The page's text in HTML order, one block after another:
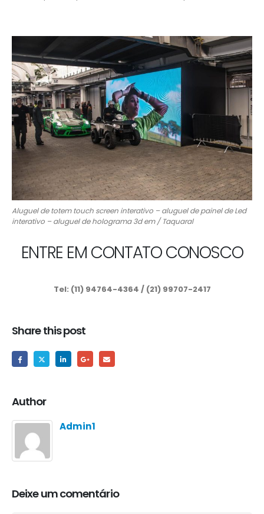
Aluguel de totem touch screen interativo – aluguel de painel de Led
interativo – aluguel de holograma 3d em / Taquaral
ENTRE EM CONTATO CONOSCO
Tel: (11) 94764-4364 / (21) 99707-2417
Share this post
Author
Admin1
Deixe um comentário